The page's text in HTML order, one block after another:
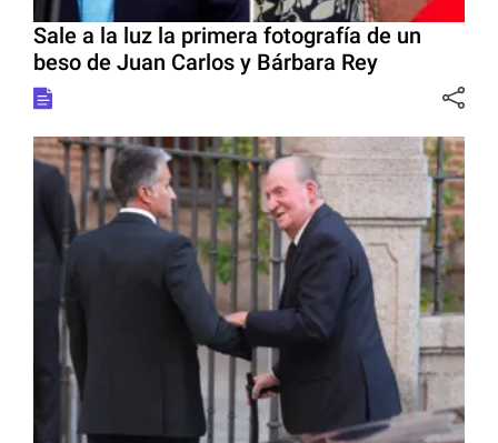
Sale a la luz la primera fotografía de un
beso de Juan Carlos y Bárbara Rey